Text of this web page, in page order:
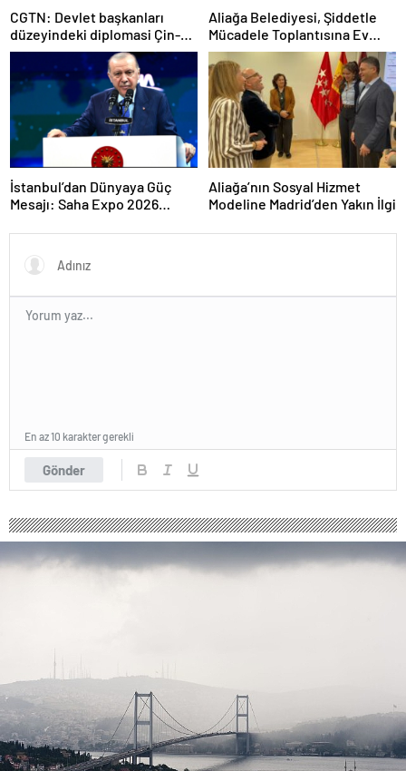
CGTN: Devlet başkanları
düzeyindeki diplomasi Çin-
Rusya arasındaki büyüyen
ortaklığı güçlendiriyor
Aliağa Belediyesi, Şiddetle
Mücadele Toplantısına Ev
Sahipliği Yaptı
İstanbul’dan Dünyaya Güç
Mesajı: Saha Expo 2026
Aliağa’nın Sosyal Hizmet
Modeline Madrid’den Yakın İlgi
Gönder
En az 10 karakter gerekli